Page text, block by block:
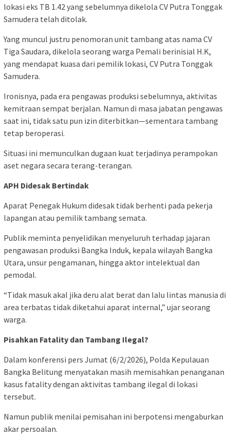
lokasi eks TB 1.42 yang sebelumnya dikelola CV Putra Tonggak
Samudera telah ditolak.
Yang muncul justru penomoran unit tambang atas nama CV
Tiga Saudara, dikelola seorang warga Pemali berinisial H.K,
yang mendapat kuasa dari pemilik lokasi, CV Putra Tonggak
Samudera.
Ironisnya, pada era pengawas produksi sebelumnya, aktivitas
kemitraan sempat berjalan. Namun di masa jabatan pengawas
saat ini, tidak satu pun izin diterbitkan—sementara tambang
tetap beroperasi.
Situasi ini memunculkan dugaan kuat terjadinya perampokan
aset negara secara terang-terangan.
APH Didesak Bertindak
Aparat Penegak Hukum didesak tidak berhenti pada pekerja
lapangan atau pemilik tambang semata.
Publik meminta penyelidikan menyeluruh terhadap jajaran
pengawasan produksi Bangka Induk, kepala wilayah Bangka
Utara, unsur pengamanan, hingga aktor intelektual dan
pemodal.
“Tidak masuk akal jika deru alat berat dan lalu lintas manusia di
area terbatas tidak diketahui aparat internal,” ujar seorang
warga.
Pisahkan Fatality dan Tambang Ilegal?
Dalam konferensi pers Jumat (6/2/2026), Polda Kepulauan
Bangka Belitung menyatakan masih memisahkan penanganan
kasus fatality dengan aktivitas tambang ilegal di lokasi
tersebut.
Namun publik menilai pemisahan ini berpotensi mengaburkan
akar persoalan.